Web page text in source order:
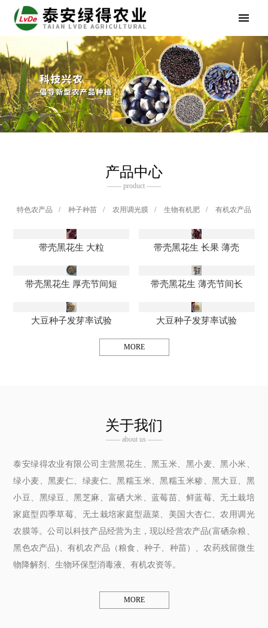
产品中心
—— product ——
特色农产品 / 种子种苗 / 农用调光膜 / 生物有机肥 / 有机农产品
带壳黑花生 大粒 带壳黑花生 长果 薄壳
带壳黑花生 厚壳节间短 带壳黑花生 薄壳节间长
大豆种子发芽率试验 大豆种子发芽率试验
MORE
关于我们
—— about us ——
泰安绿得农业有限公司主营黑花生、黑玉米、黑小麦、黑小米、
绿小麦、黑麦仁、绿麦仁、黑糯玉米、黑糯玉米糁、黑大豆、黑
小豆、黑绿豆、黑芝麻、富硒大米、蓝莓苗、鲜蓝莓、无土栽培
家庭型四季草莓、无土栽培家庭型蔬菜、美国大杏仁、农用调光
农膜等。公司以科技产品经营为主，现以经营农产品(富硒杂粮、
黑色农产品)、有机农产品（粮食、种子、种苗）、农药残留微生
物降解剂、生物环保型消毒液、有机农资等。
MORE